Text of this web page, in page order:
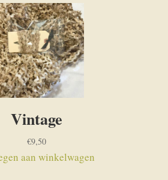
Vintage
€9,50
aan winkelwagen